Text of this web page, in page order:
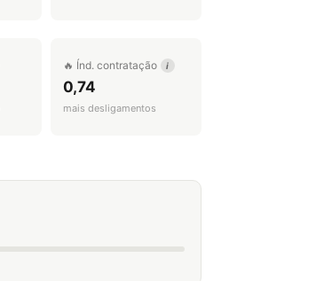
🔥 Índ. contratação i
0,74
mais desligamentos